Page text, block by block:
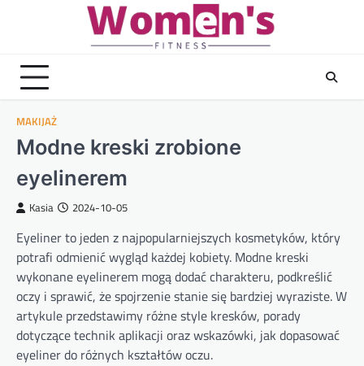
MAKIJAŻ
Modne kreski zrobione
eyelinerem
Kasia 2024-10-05
Eyeliner to jeden z najpopularniejszych kosmetyków, który
potrafi odmienić wygląd każdej kobiety. Modne kreski
wykonane eyelinerem mogą dodać charakteru, podkreślić
oczy i sprawić, że spojrzenie stanie się bardziej wyraziste. W
artykule przedstawimy różne style kresków, porady
dotyczące technik aplikacji oraz wskazówki, jak dopasować
eyeliner do różnych kształtów oczu.